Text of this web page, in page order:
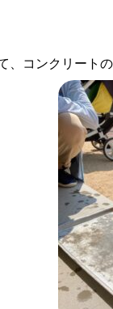
、コンクリート